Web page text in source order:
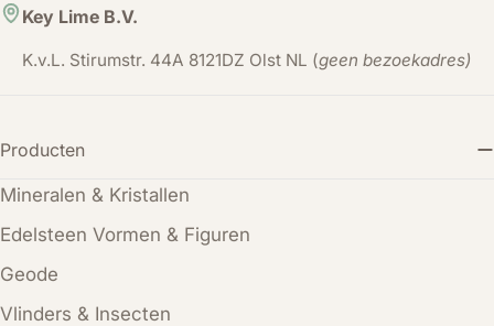
Key Lime B.V.
K.v.L. Stirumstr. 44A 8121DZ Olst NL (geen bezoekadres)
Producten
Mineralen & Kristallen
Edelsteen Vormen & Figuren
Geode
Vlinders & Insecten